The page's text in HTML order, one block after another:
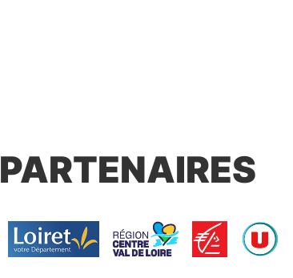
PARTENAIRES